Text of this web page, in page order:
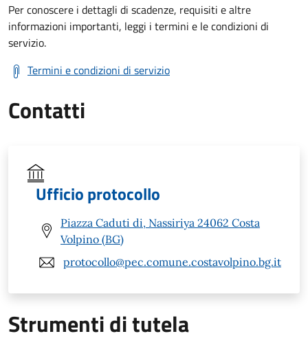
Per conoscere i dettagli di scadenze, requisiti e altre
informazioni importanti, leggi i termini e le condizioni di
servizio.
Termini e condizioni di servizio
Contatti
Ufficio protocollo
Piazza Caduti di, Nassiriya 24062 Costa
Volpino (BG)
protocollo@pec.comune.costavolpino.bg.it
Strumenti di tutela